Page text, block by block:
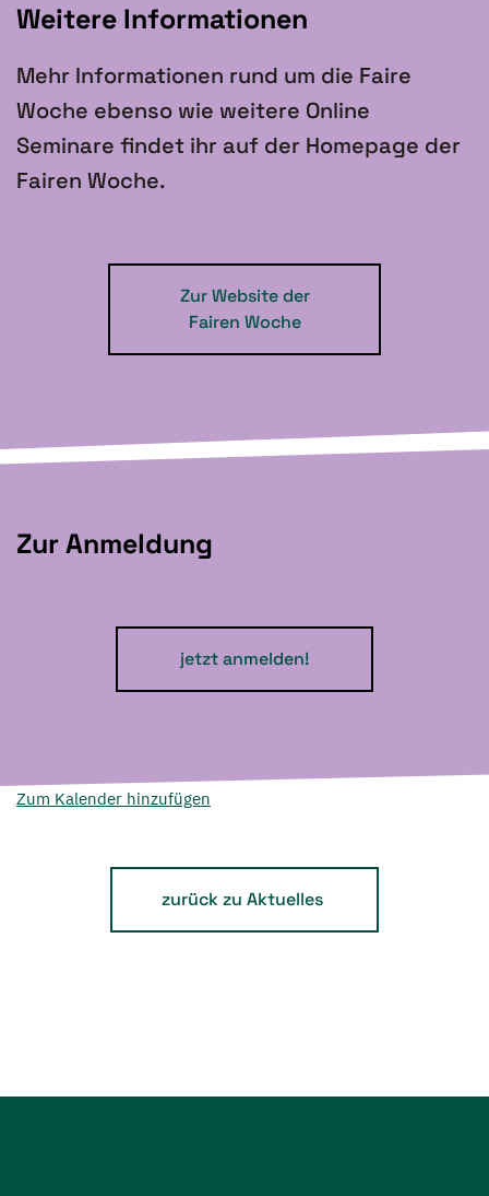
Weitere Informationen
Mehr Informationen rund um die Faire
Woche ebenso wie weitere Online
Seminare findet ihr auf der Homepage der
Fairen Woche.
Zur Website der
Fairen Woche
Zur Anmeldung
jetzt anmelden!
Zum Kalender hinzufügen
zurück zu Aktuelles